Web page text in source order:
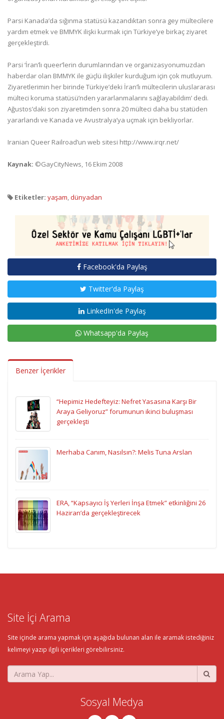
Parsi Kanada’da sığınma statüsü kazandıktan sonra gey mültecilere
yardım etmek ve BMMYK ilişki kurmak için Türkiye’ye birkaç ziyaret
gerçekleştirdi.
Parsi ‘İran’lı queer’lerin durumlarından ve organizasyonumuzdan
haberdar olan BMMYK ile güçlü ilişkiler kurduğum için çok mutluyum.
Ziyaretlerimin her birinde Türkiye’deki İran’lı mültecilerin uluslararası
mülteci koruma statüsü’nden yararlanmalarını sağlayabildim’ dedi.
Ağustos’daki son ziyaretimden sonra 20 mülteci daha bu statüden
yararlandı ve Kanada ve Avustralya’ya uçmak için bekliyorlar.
Iranian Queer Railroad’un web sitesi http://www.irqr.net/
Kaynak: ©GayCityNews, 16 Ekim 2008
Etiketler: yaşam,dünyadan
Facebook'da Paylaş
Twitter'da Paylaş
LinkedIn'de Paylaş
Whatsapp'da Paylaş
Benzer İçerikler
“Hepimiz Hedefteyiz: Nefret Yasasına Karşı Bir
Araya Geliyoruz” forumunun ikinci buluşması
gerçekleşti
Merhaba Canım, Nasılsın?: Melis Tuna Arslan
ERA, “Kapsayıcı İş Yerleri İnşa Etmek” etkinliğini 26
Haziran’da gerçekleştirecek
Site İçi Arama
Site içinde arama yapmak için aşağıda bulunan alan ile aramak istediğiniz
kelimeyi yazıp ilgili içerikleri görebilirsiniz.
Sosyal Medya